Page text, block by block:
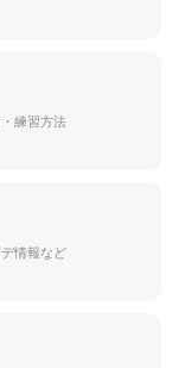
練習方法
情報など